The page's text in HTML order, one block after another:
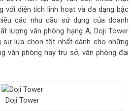
với diện tích linh hoạt và đa dạng bậc
các nhu cầu sử dụng của doanh
lượng văn phòng hạng A, Doji Tower
sự lựa chọn tốt nhất dành cho những
văn phòng hay trụ sở, văn phòng đại
Doji Tower